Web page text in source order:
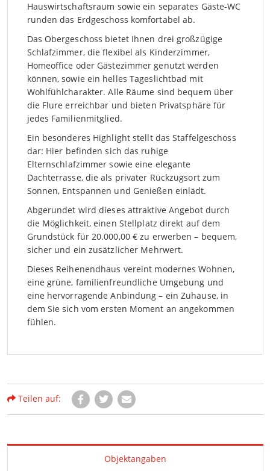
Hauswirtschaftsraum sowie ein separates Gäste-WC
runden das Erdgeschoss komfortabel ab.
Das Obergeschoss bietet Ihnen drei großzügige
Schlafzimmer, die flexibel als Kinderzimmer,
Homeoffice oder Gästezimmer genutzt werden
können, sowie ein helles Tageslichtbad mit
Wohlfühlcharakter. Alle Räume sind bequem über
die Flure erreichbar und bieten Privatsphäre für
jedes Familienmitglied.
Ein besonderes Highlight stellt das Staffelgeschoss
dar: Hier befinden sich das ruhige
Elternschlafzimmer sowie eine elegante
Dachterrasse, die als privater Rückzugsort zum
Sonnen, Entspannen und Genießen einlädt.
Abgerundet wird dieses attraktive Angebot durch
die Möglichkeit, einen Stellplatz direkt auf dem
Grundstück für 20.000,00 € zu erwerben – bequem,
sicher und ein zusätzlicher Mehrwert.
Dieses Reihenendhaus vereint modernes Wohnen,
eine grüne, familienfreundliche Umgebung und
eine hervorragende Anbindung – ein Zuhause, in
dem Sie sich vom ersten Moment an angekommen
fühlen.
Teilen auf:
Objektangaben